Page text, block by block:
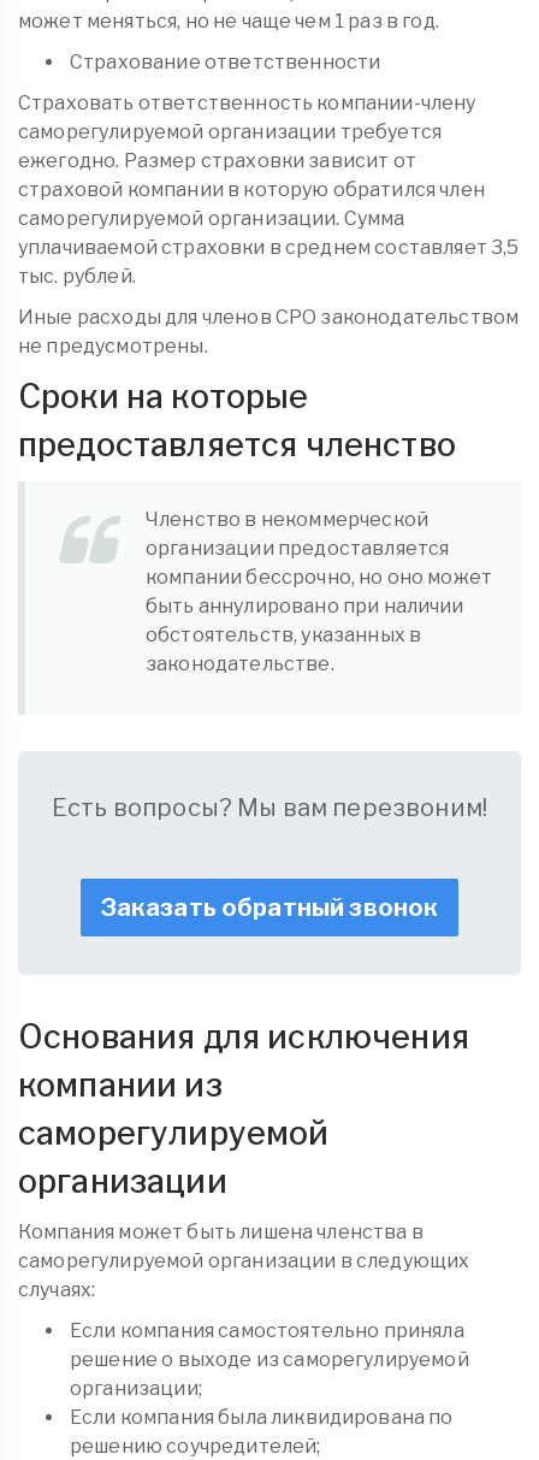
может меняться, но не чаще чем 1 раз в год.
Страхование ответственности
Страховать ответственность компании-члену
саморегулируемой организации требуется
ежегодно. Размер страховки зависит от
страховой компании в которую обратился член
саморегулируемой организации. Сумма
уплачиваемой страховки в среднем составляет 3,5
тыс. рублей.
Иные расходы для членов СРО законодательством
не предусмотрены.
Сроки на которые
предоставляется членство
Членство в некоммерческой
организации предоставляется
компании бессрочно, но оно может
быть аннулировано при наличии
обстоятельств, указанных в
законодательстве.
Есть вопросы? Мы вам перезвоним!
Заказать обратный звонок
Основания для исключения
компании из
саморегулируемой
организации
Компания может быть лишена членства в
саморегулируемой организации в следующих
случаях:
Если компания самостоятельно приняла
решение о выходе из саморегулируемой
организации;
Если компания была ликвидирована по
решению соучредителей;